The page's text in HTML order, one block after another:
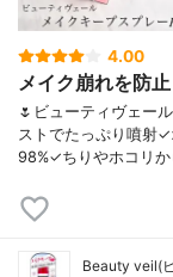
4.00
メイク崩れを防止
🌷ビューティヴェー
ストでたっぷり噴射
98%✓ちりやホコリ
Beauty veil(